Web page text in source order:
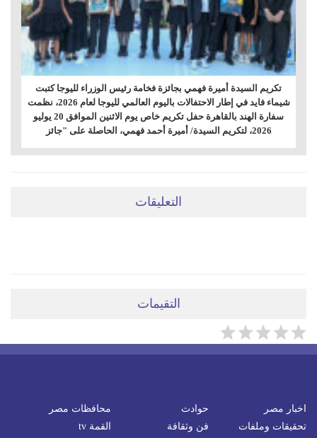
تكريم السيدة أميرة فهمي بجائزة فخامة رئيس الوزراء لليوجا كتبت
شيماء فايد في إطار الاحتفالات باليوم العالمي لليوجا لعام 2026، نظمت
سفارة الهند بالقاهرة حفل تكريم خاص يوم الاثنين الموافق 20 يوليو
2026، لتكريم السيدة/ أميرة أحمد فهمي، الحاصلة على "جائز
التعليقات
التقيمات
اخبار مصر حوادث
محافظات مصر
تحقيقات وملفات
فن وثقافة
القمة tv